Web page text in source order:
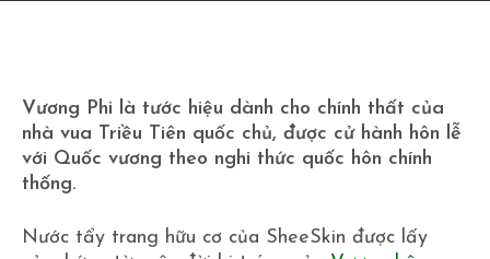
Vương Phi là tước hiệu dành cho chính thất của
nhà vua Triều Tiên quốc chủ, được cử hành hôn lễ
với Quốc vương theo nghi thức quốc hôn chính
thống.
Nước tẩy trang hữu cơ của SheeSkin được lấy